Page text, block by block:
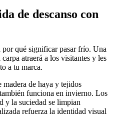
de descanso con
qué significar pasar frío. Una
atraerá a los visitantes y les
a tu marca.
madera de haya y tejidos
funciona en invierno. Los
y la suciedad se limpian
refuerza la identidad visual